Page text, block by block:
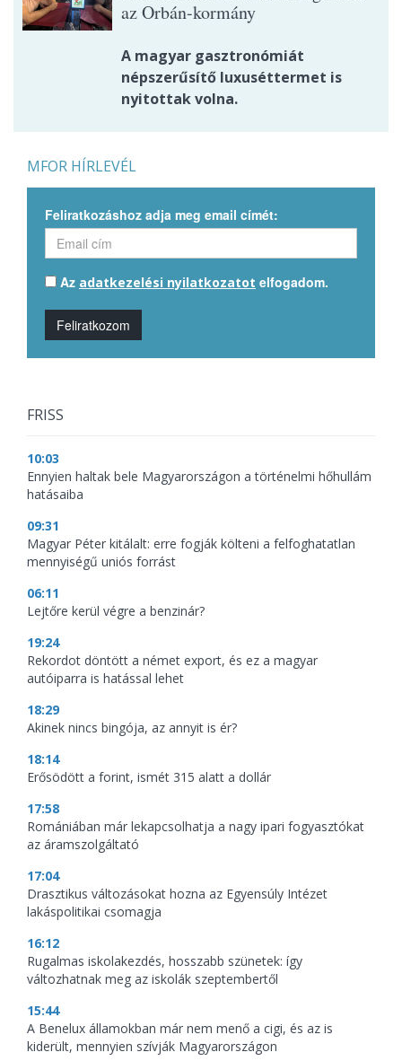
az Orbán-kormány
A magyar gasztronómiát
népszerűsítő luxuséttermet is
nyitottak volna.
MFOR HÍRLEVÉL
Feliratkozáshoz adja meg email címét:
Az adatkezelési nyilatkozatot elfogadom.
Feliratkozom
FRISS
10:03
Ennyien haltak bele Magyarországon a történelmi hőhullám
hatásaiba
09:31
Magyar Péter kitálalt: erre fogják költeni a felfoghatatlan
mennyiségű uniós forrást
06:11
Lejtőre kerül végre a benzinár?
19:24
Rekordot döntött a német export, és ez a magyar
autóiparra is hatással lehet
18:29
Akinek nincs bingója, az annyit is ér?
18:14
Erősödött a forint, ismét 315 alatt a dollár
17:58
Romániában már lekapcsolhatja a nagy ipari fogyasztókat
az áramszolgáltató
17:04
Drasztikus változásokat hozna az Egyensúly Intézet
lakáspolitikai csomagja
16:12
Rugalmas iskolakezdés, hosszabb szünetek: így
változhatnak meg az iskolák szeptembertől
15:44
A Benelux államokban már nem menő a cigi, és az is
kiderült, mennyien szívják Magyarországon